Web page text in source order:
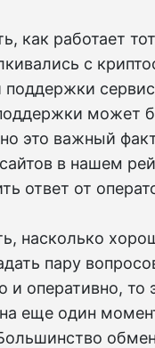
как работает
с
может
это важный
в нашем
ответ от
насколько
пару
оперативно, то
еще один